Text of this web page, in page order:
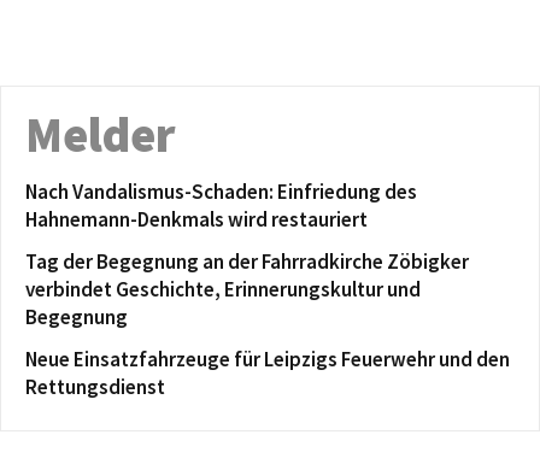
Melder
Nach Vandalismus-Schaden: Einfriedung des
Hahnemann-Denkmals wird restauriert
Tag der Begegnung an der Fahrradkirche Zöbigker
verbindet Geschichte, Erinnerungskultur und
Begegnung
Neue Einsatzfahrzeuge für Leipzigs Feuerwehr und den
Rettungsdienst